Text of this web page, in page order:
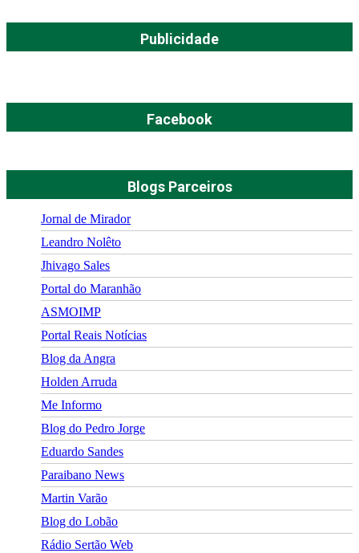
Publicidade
Facebook
Blogs Parceiros
Jornal de Mirador
Leandro Nolêto
Jhivago Sales
Portal do Maranhão
ASMOIMP
Portal Reais Notí­cias
Blog da Angra
Holden Arruda
Me Informo
Blog do Pedro Jorge
Eduardo Sandes
Paraibano News
Martin Varão
Blog do Lobão
Rádio Sertão Web